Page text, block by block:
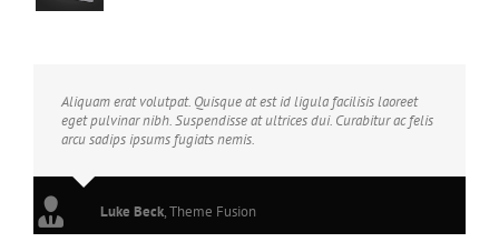
Aliquam erat volutpat. Quisque at est id ligula facilisis laoreet
eget pulvinar nibh. Suspendisse at ultrices dui. Curabitur ac felis
arcu sadips ipsums fugiats nemis.
Luke Beck,Theme Fusion